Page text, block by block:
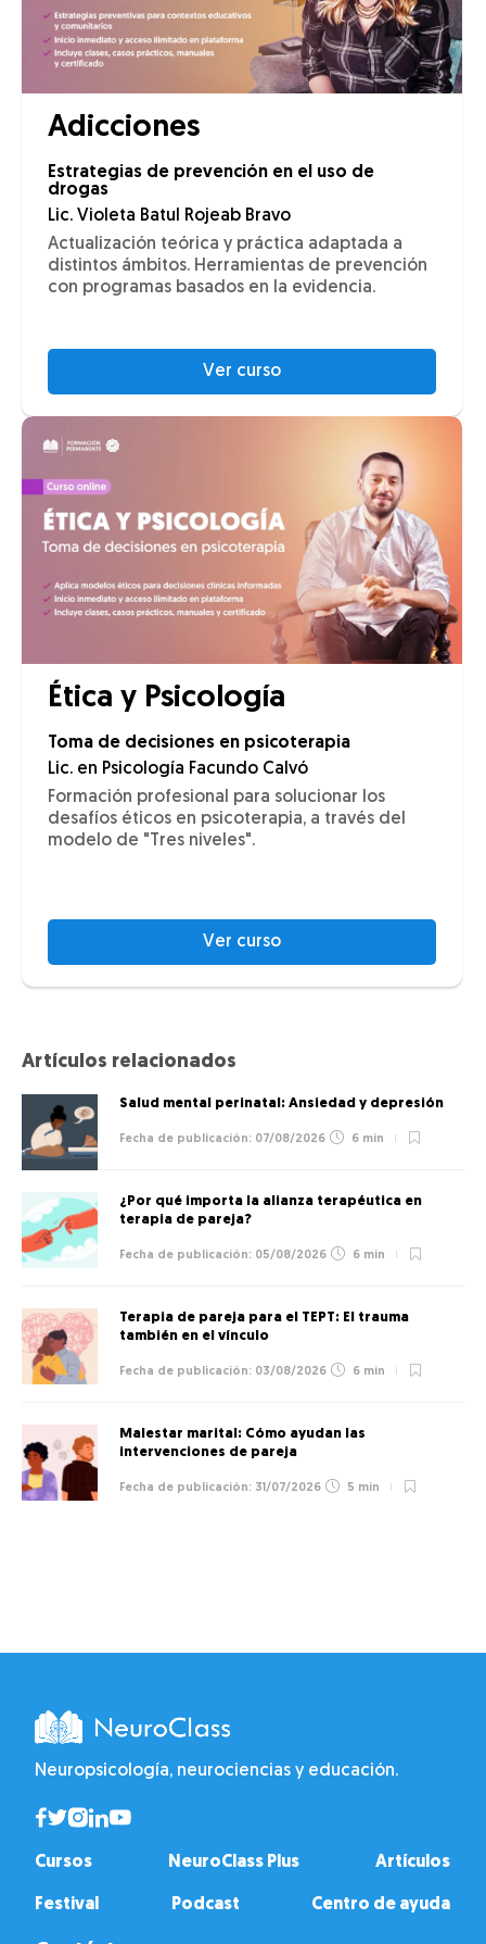
Adicciones
Estrategias de prevención en el uso de
drogas
Lic. Violeta Batul Rojeab Bravo
Actualización teórica y práctica adaptada a
distintos ámbitos. Herramientas de prevención
con programas basados en la evidencia.
Ver curso
Ética y Psicología
Toma de decisiones en psicoterapia
Lic. en Psicología Facundo Calvó
Formación profesional para solucionar los
desafíos éticos en psicoterapia, a través del
modelo de "Tres niveles".
Ver curso
Artículos relacionados
Salud mental perinatal: Ansiedad y depresión
07/08/2026 6 min
¿Por qué importa la alianza terapéutica en
terapia de pareja?
05/08/2026 6 min
Terapia de pareja para el TEPT: El trauma
también en el vínculo
03/08/2026 6 min
Malestar marital: Cómo ayudan las
intervenciones de pareja
31/07/2026 5 min
Neuropsicología, neurociencias y educación.
Cursos NeuroClass Plus Artículos
Festival Podcast Centro de ayuda